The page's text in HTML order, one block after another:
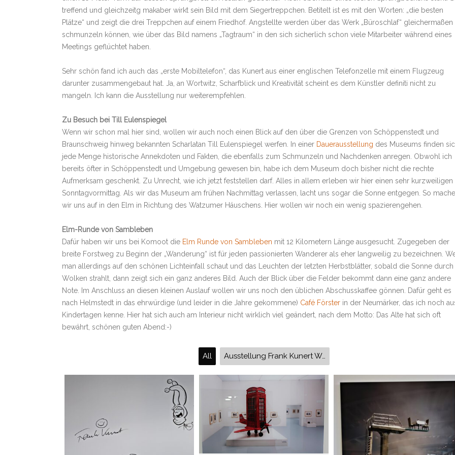
treffend und gleichzeitg makaber wirkt sein Bild mit dem Siegertreppchen. Betitelt ist es mit den Worten: „die besten
Plätze“ und zeigt die drei Treppchen auf einem Friedhof. Angstellte werden über das Werk „Büroschlaf“ gleichermaßen
schmunzeln können, wie über das Bild namens „Tagtraum“ in den sich sicherlich schon viele Mitarbeiter während eines
Meetings geflüchtet haben.
Sehr schön fand ich auch das „erste Mobiltelefon“, das Kunert aus einer englischen Telefonzelle mit einem Flugzeug
darunter zusammengebaut hat. Ja, an Wortwitz, Scharfblick und Kreativität scheint es dem Künstler definiti nicht zu
mangeln. Ich kann die Ausstellung nur weiterempfehlen.
Zu Besuch bei Till Eulenspiegel
Wenn wir schon mal hier sind, wollen wir auch noch einen Blick auf den über die Grenzen von Schöppenstedt und
Braunschweig hinweg bekannten Scharlatan Till Eulenspiegel werfen. In einer Dauerausstellung des Museums finden
jede Menge historische Annekdoten und Fakten, die ebenfalls zum Schmunzeln und Nachdenken anregen. Obwohl ich
bereits öfter in Schöppenstedt und Umgebung gewesen bin, habe ich dem Museum doch bisher nicht die rechte
Aufmerksam geschenkt. Zu Unrecht, wie ich jetzt feststellen darf. Alles in allem erleben wir hier einen sehr kurzweiligen
Sonntagvormittag. Als wir das Museum am frühen Nachmittag verlassen, lacht uns sogar die Sonne entgegen. So
wir uns auf in den Elm in Richtung des Watzumer Häuschens. Hier wollen wir noch ein wenig spazierengehen.
Elm-Runde von Sambleben
Dafür haben wir uns bei Komoot die Elm Runde von Sambleben mit 12 Kilometern Länge ausgesucht. Zugegeben der
breite Forstweg zu Beginn der „Wanderung“ ist für jeden passionierten Wanderer als eher langweilig zu bezeichnen.
man allerdings auf den schönen Lichteinfall schaut und das Leuchten der letzten Herbstblätter, sobald die Sonne
Wolken strahlt, dann zeigt sich ein ganz anderes Bild. Auch der Blick über die Felder bekommt dann eine ganz andere
Note. Im Anschluss an diesen kleinen Auslauf wollen wir uns noch den üblichen Abschusskaffee gönnen. Dafür geht es
nach Helmstedt in das ehrwürdige (und leider in die Jahre gekommene) Café Förster in der Neumärker, das ich noch
Kindertagen kenne. Hier hat sich auch am Interieur nicht wirklich viel geändert, nach dem Motto: Das Alte hat sich oft
bewährt, schönen guten Abend:-)
All Ausstellung Frank Kunert Wunderland Till Eulenspiegel-Museum Schöppenstedt Watzumer Häuschen Wanderung Wegwarte Helmstedt Grenzland-Museum Elm